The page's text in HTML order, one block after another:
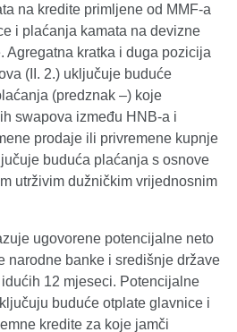
na kredite primljene od MMF-a
i plaćanja kamata na devizne
Agregatna kratka i duga pozicija
(II. 2.) uključuje buduće
(predznak –) koje
swapova između HNB-a i
prodaje ili privremene kupnje
buduća plaćanja s osnove
utrživim dužničkim vrijednosnim
ugovorene potencijalne neto
narodne banke i središnje države
12 mjeseci. Potencijalne
buduće otplate glavnice i
kredite za koje jamči